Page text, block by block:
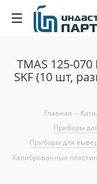
TMAS 125-
SKF (10 шт,
Главная -
Приборы
Приборы для
Калиброванные